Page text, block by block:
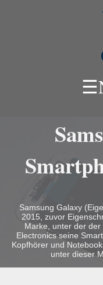
☰
Samsung Galaxy
2015, zuvor
Marke, unter der
Electronics seine
Kopfhörer und
unter dieser